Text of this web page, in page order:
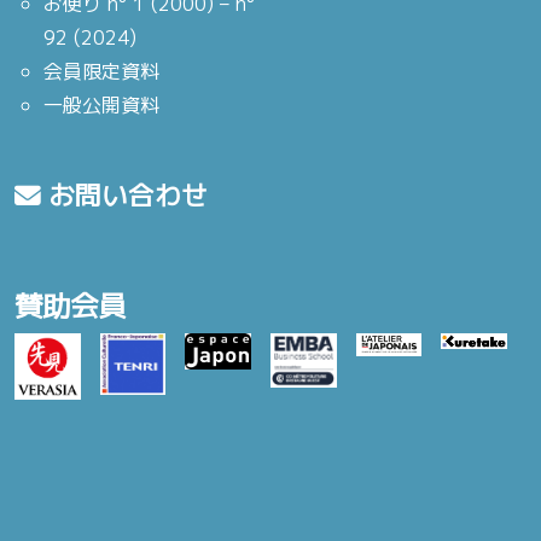
92 (2024)
会員限定資料
一般公開資料
お問い合わせ
賛助会員